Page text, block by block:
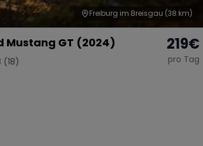
Freiburg im Breisgau (38 km)
Mustang GT (2024)
(18)
219€
pro Tag